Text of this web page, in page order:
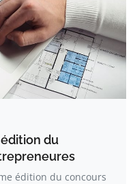
du
édition du concours